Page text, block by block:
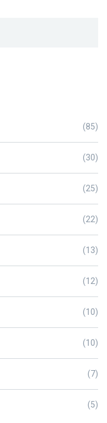
(85)
(30)
(25)
(22)
(13)
(12)
(10)
(10)
(7)
(5)